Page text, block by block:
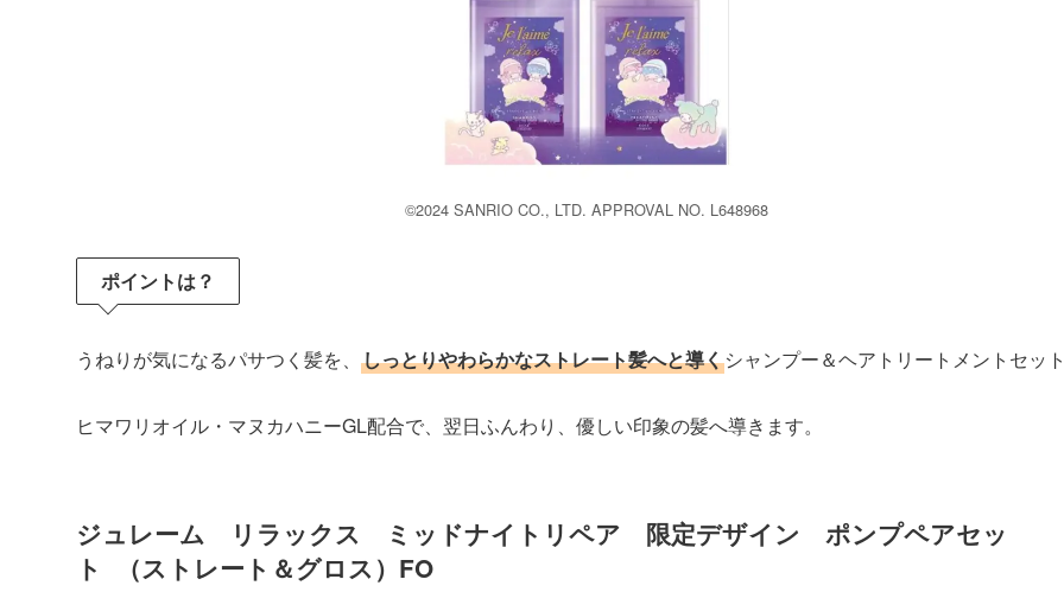
©2024 SANRIO CO., LTD. APPROVAL NO. L648968
ポイントは？
うねりが気になるパサつく髪を、 しっとりやわらかなストレート髪へと導くシャンプー＆ヘアトリートメントセッ
ヒマワリオイル・マヌカハニーGL配合で、翌日ふんわり、優しい印象の髪へ導きます。
ジュレーム リラックス ミッドナイトリペア 限定デザイン ポンプペアセッ
ト （ストレート＆グロス）FO